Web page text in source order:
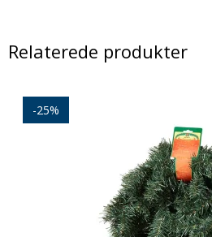
Relaterede produkter
-25%